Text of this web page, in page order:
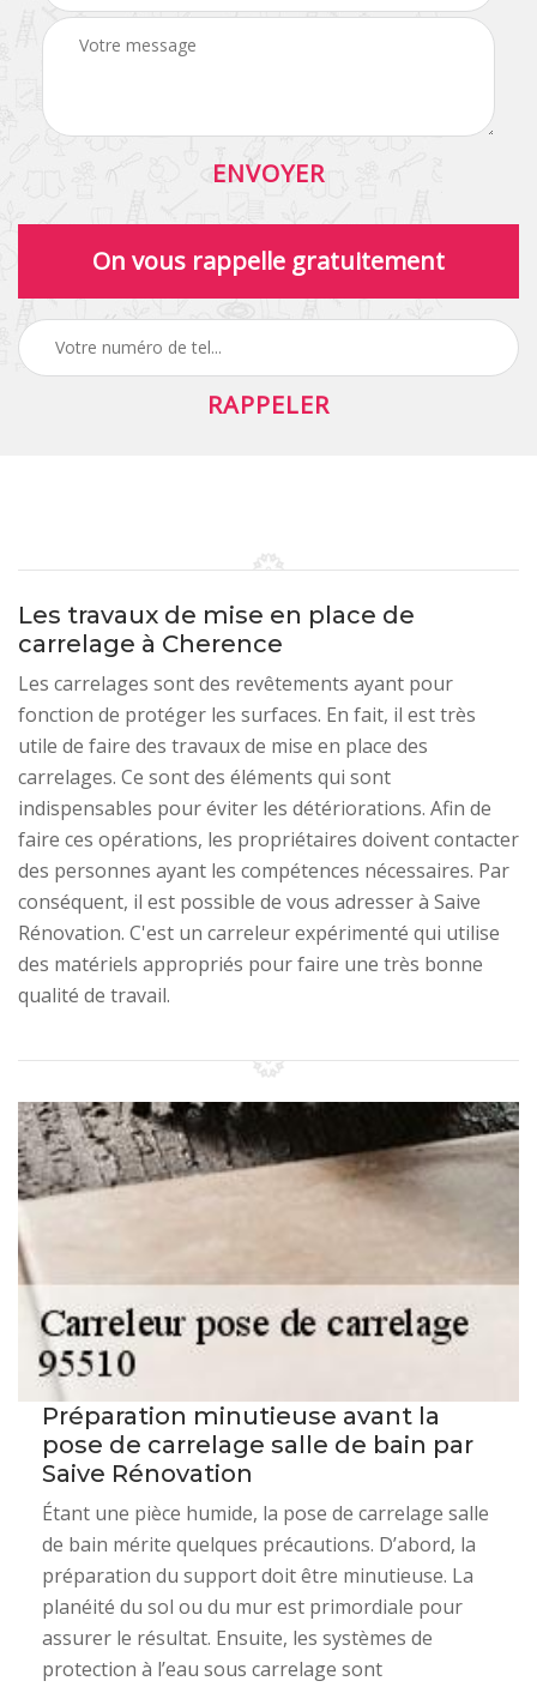
On vous rappelle gratuitement
Les travaux de mise en place de
carrelage à Cherence
Les carrelages sont des revêtements ayant pour
fonction de protéger les surfaces. En fait, il est très
utile de faire des travaux de mise en place des
carrelages. Ce sont des éléments qui sont
indispensables pour éviter les détériorations. Afin de
faire ces opérations, les propriétaires doivent contacter
des personnes ayant les compétences nécessaires. Par
conséquent, il est possible de vous adresser à Saive
Rénovation. C'est un carreleur expérimenté qui utilise
des matériels appropriés pour faire une très bonne
qualité de travail.
Préparation minutieuse avant la
pose de carrelage salle de bain par
Saive Rénovation
Étant une pièce humide, la pose de carrelage salle
de bain mérite quelques précautions. D’abord, la
préparation du support doit être minutieuse. La
planéité du sol ou du mur est primordiale pour
assurer le résultat. Ensuite, les systèmes de
protection à l’eau sous carrelage sont